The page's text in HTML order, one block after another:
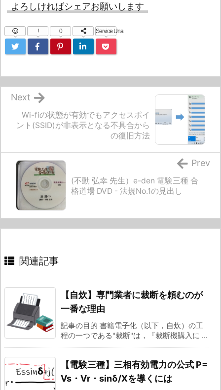
よろしければシェアお願いします
! 0 Service Una
Wi-fiの状態が有効でもアクセスポイ
ント(SSID)が非表示となる不具合から
の復旧方法
Next
(不動 弘幸 先生）e-den 電験三種 合
格道場 DVD - 法規No.1の見出し
Prev
関連記事
【自炊】専門業者に裁断を頼むのが
一番な理由
記事の目的 書籍電子化（以下，自炊）の工
程の一つである"裁断"は，『裁断機購入に ...
【電験三種】三相有効電力の公式 P=
Vs・Vr・sinδ/Xを導くには